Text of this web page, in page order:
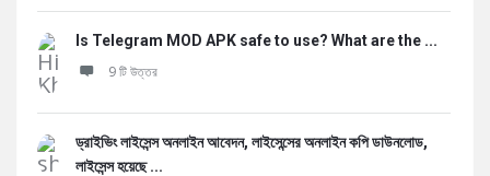
Is Telegram MOD APK safe to use? What are the ...
9 টি উত্তর
ড্রাইভিং লাইসেন্স অনলাইন আবেদন, লাইসেন্সের অনলাইন কপি ডাউনলোড,
লাইসেন্স হয়েছে ...